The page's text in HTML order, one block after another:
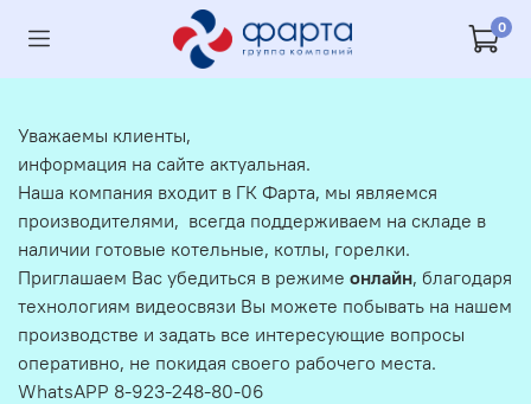
0
Уважаемы клиенты,
информация на сайте актуальная.
Наша компания входит в ГК Фарта, мы являемся
производителями, всегда поддерживаем на складе в
наличии готовые котельные, котлы, горелки.
Приглашаем Вас убедиться в режиме онлайн, благодаря
технологиям видеосвязи Вы можете побывать на нашем
производстве и задать все интересующие вопросы
оперативно, не покидая своего рабочего места.
WhatsAPP 8-923-248-80-06